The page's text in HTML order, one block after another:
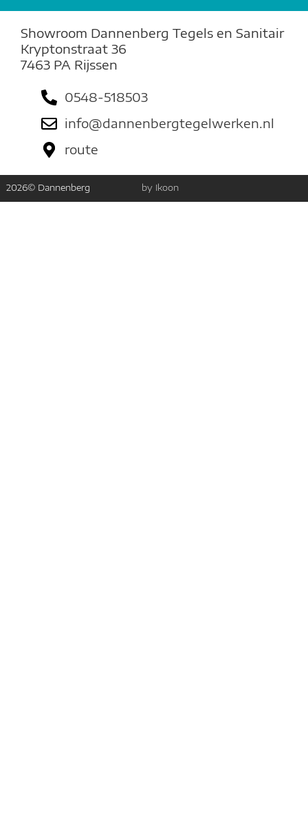
Showroom Dannenberg Tegels en Sanitair
Kryptonstraat 36
7463 PA Rijssen
0548-518503
info@dannenbergtegelwerken.nl
route
2026© Dannenberg by Ikoon